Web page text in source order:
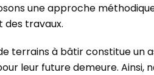
une approche
travaux.
terrains à bâtir constitue un
leur future demeure. Ainsi,